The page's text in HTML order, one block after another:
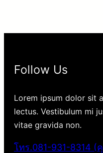
Follow Us
Lorem ipsum dolor sit
lectus. Vestibulum mi
vitae gravida non.
โทร.081-931-8314 (